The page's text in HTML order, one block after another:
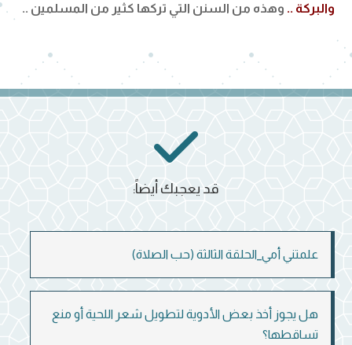
والبركة .. وهذه من السنن التي تركها كثير من المسلمين ..
علمتني أمي_الحلقة الثالثة (حب الصلاة)
هل يجوز أخذ بعض الأدوية لتطويل شعر اللحية أو منع
تساقطها؟
قد يعجبك أيضاً: